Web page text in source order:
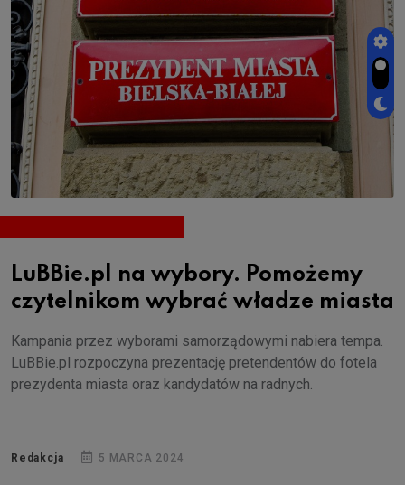
LuBBie.pl na wybory. Pomożemy
czytelnikom wybrać władze miasta
Kampania przez wyborami samorządowymi nabiera tempa.
LuBBie.pl rozpoczyna prezentację pretendentów do fotela
prezydenta miasta oraz kandydatów na radnych.
Redakcja 5 MARCA 2024